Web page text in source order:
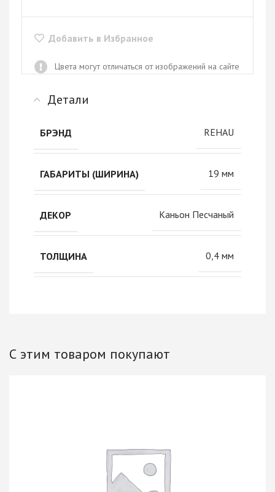
Добавить в Избранное
Цвета могут отличаться от изображений на сайте
Детали
БРЭНД REHAU
ГАБАРИТЫ (ШИРИНА) 19 мм
ДЕКОР Каньон Песчаный
ТОЛЩИНА 0,4 мм
С этим товаром покупают